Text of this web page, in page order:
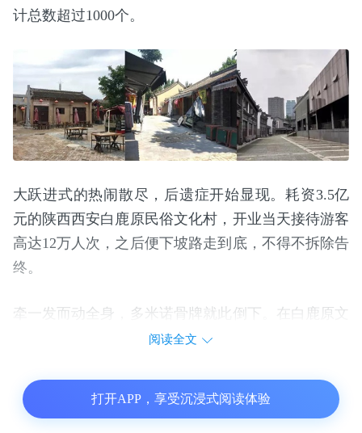
计总数超过1000个。
大跃进式的热闹散尽，后遗症开始显现。耗资3.5亿
元的陕西西安白鹿原民俗文化村，开业当天接待游客
高达12万人次，之后便下坡路走到底，不得不拆除告
终。
牵一发而动全身，多米诺骨牌就此倒下。在白鹿原文
化村102公里之外的和仙坊，宣布关门大吉;位于咸阳
至目前，全国范围内至少有100家文旅小镇处于烂
尾、倒闭状态。
阅读全文
打开APP，享受沉浸式阅读体验